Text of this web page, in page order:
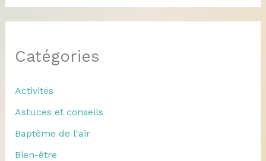
Catégories
Activités
Astuces et conseils
Baptême de l'air
Bien-être